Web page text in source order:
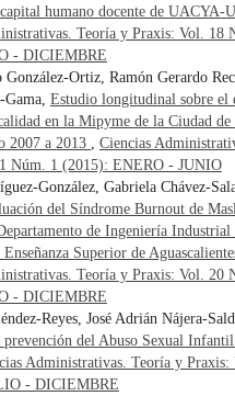
humano docente de UACYA-
Teoría y Praxis: Vol. 18
- DICIEMBRE
González-Ortiz, Ramón Gerardo
Estudio longitudinal sobre el
en la Mipyme de la Ciudad de
2007 a 2013
Ciencias
Núm. 1 (2015): ENERO - JUNIO
González, Gabriela Chávez-
del Síndrome Burnout de
de Ingeniería Industrial
Superior de
Teoría y Praxis: Vol. 20
- DICIEMBRE
Reyes, José Adrián Nájera-
prevención del Abuso Sexual
Administrativas. Teoría y Praxis:
- DICIEMBRE